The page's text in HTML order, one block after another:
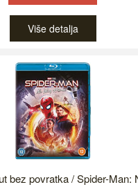
Više detalja
bez povratka / Spider-Man: